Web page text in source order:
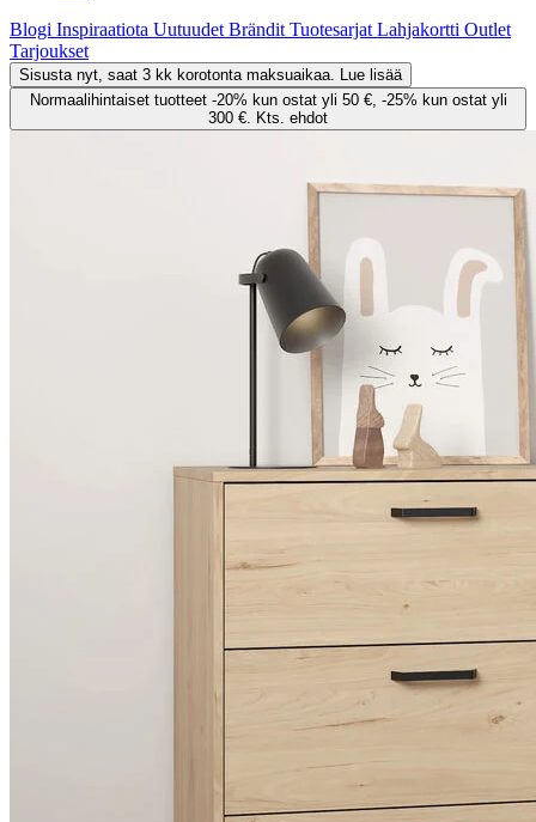
Blogi Inspiraatiota Uutuudet Brändit Tuotesarjat Lahjakortti Outlet
Tarjoukset
Sisusta nyt, saat 3 kk korotonta maksuaikaa. Lue lisää
Normaalihintaiset tuotteet -20% kun ostat yli 50 €, -25% kun ostat yli
300 €. Kts. ehdot